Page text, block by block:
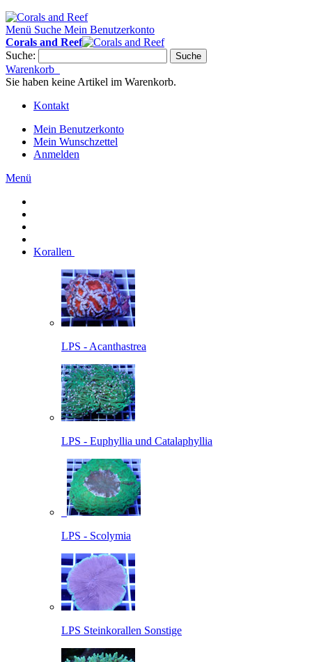
Menü Suche Mein Benutzerkonto
Corals and Reef
Suche:
Suche
Warenkorb
Sie haben keine Artikel im Warenkorb.
Kontakt
Mein Benutzerkonto
Mein Wunschzettel
Anmelden
Menü
Korallen
LPS - Acanthastrea
LPS - Euphyllia und Catalaphyllia
LPS - Scolymia
LPS Steinkorallen Sonstige